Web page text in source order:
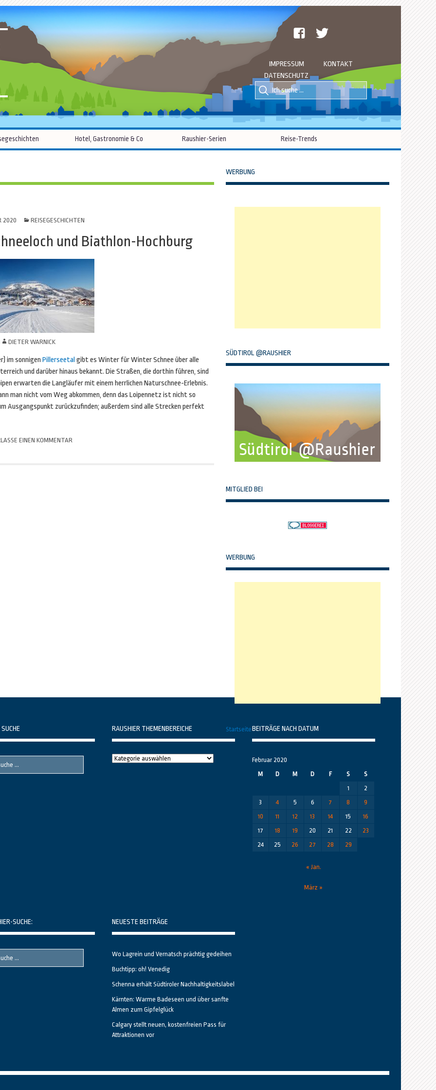
facebook
IMPRESSUM
KONTAKT
DATENSCHUTZ
Suche
nach::
Suche
nach:
Hotel, Gastronomie & Co Raushier-Serien Reise-Trends
2020 REISEGESCHICHTEN
und Biathlon-Hochburg
DIETER WARNICK
im sonnigen Pillerseetal gibt es Winter für Winter Schnee über alle
und darüber hinaus bekannt. Die Straßen, die dorthin führen, sind
erwarten die Langläufer mit einem herrlichen Naturschnee-Erlebnis.
man nicht vom Weg abkommen, denn das Loipennetz ist nicht so
Ausgangspunkt zurückzufinden; außerdem sind alle Strecken perfekt
EINEN KOMMENTAR
WERBUNG
SÜDTIROL @RAUSHIER
MITGLIED BEI
WERBUNG
Startseite
RAUSHIER THEMENBEREICHE
Raushier
BEITRÄGE NACH DATUM
Februar 2020
M
D M D F S
S
1
2
3
4 5 6 7 8
9
10
11 12 13 14 15
16
17
18 19 20 21 22
23
24
25 26 27 28 29
« Jan.
März »
SUCHE: NEUESTE BEITRÄGE
Wo Lagrein und Vernatsch prächtig gedeihen
Buchtipp: oh! Venedig
Schenna erhält Südtiroler Nachhaltigkeitslabel
Kärnten: Warme Badeseen und über sanfte
Almen zum Gipfelglück
Calgary stellt neuen, kostenfreien Pass für
Attraktionen vor